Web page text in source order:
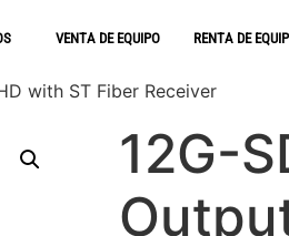
VENTA DE EQUIPO RENTA DE
with ST Fiber Receiver
12G-